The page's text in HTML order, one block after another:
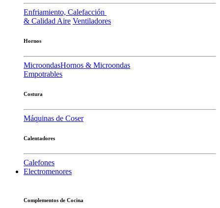
Enfriamiento, Calefacción
& Calidad Aire Ventiladores
Hornos
MicroondasHornos & Microondas
Empotrables
Costura
Máquinas de Coser
Calentadores
Calefones
Electromenores
Complementos de Cocina